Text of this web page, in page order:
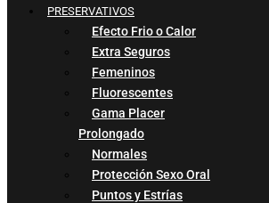
PRESERVATIVOS
Efecto Frio o Calor
Extra Seguros
Femeninos
Fluorescentes
Gama Placer
Prolongado
Normales
Protección Sexo Oral
Puntos y Estrías